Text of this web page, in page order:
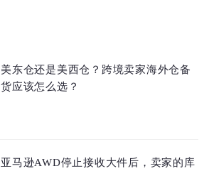
美东仓还是美西仓？跨境卖家海外仓备
货应该怎么选？
亚马逊AWD停止接收大件后，卖家的库